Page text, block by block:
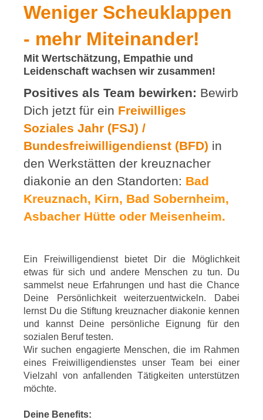
Weniger Scheuklappen
- mehr Miteinander!
Mit Wertschätzung, Empathie und
Leidenschaft wachsen wir zusammen!
Positives als Team bewirken: Bewirb
Dich jetzt für ein Freiwilliges
Soziales Jahr (FSJ) /
Bundesfreiwilligendienst (BFD) in
den Werkstätten der kreuznacher
diakonie an den Standorten: Bad
Kreuznach, Kirn, Bad Sobernheim,
Asbacher Hütte oder Meisenheim.
Ein Freiwilligendienst bietet Dir die Möglichkeit
etwas für sich und andere Menschen zu tun. Du
sammelst neue Erfahrungen und hast die Chance
Deine Persönlichkeit weiterzuentwickeln. Dabei
lernst Du die Stiftung kreuznacher diakonie kennen
und kannst Deine persönliche Eignung für den
sozialen Beruf testen.
Wir suchen engagierte Menschen, die im Rahmen
eines Freiwilligendienstes unser Team bei einer
Vielzahl von anfallenden Tätigkeiten unterstützen
möchte.
Deine Benefits: